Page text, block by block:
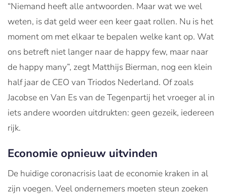
“Niemand heeft alle antwoorden. Maar wat we wel
weten, is dat geld weer een keer gaat rollen. Nu is het
moment om met elkaar te bepalen welke kant op. Wat
ons betreft niet langer naar de happy few, maar naar
de happy many”, zegt Matthijs Bierman, nog een klein
half jaar de CEO van Triodos Nederland. Of zoals
Jacobse en Van Es van de Tegenpartij het vroeger al in
iets andere woorden uitdrukten: geen gezeik, iedereen
rijk.
Economie opnieuw uitvinden
De huidige coronacrisis laat de economie kraken in al
zijn voegen. Veel ondernemers moeten steun zoeken